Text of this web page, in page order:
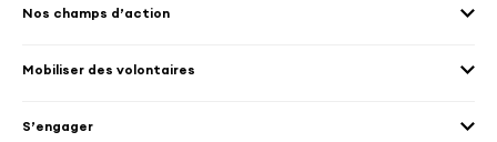
Nos champs d’action
Culture et patrimoine
Mobiliser des volontaires
Accueillir des volontaires
S’engager